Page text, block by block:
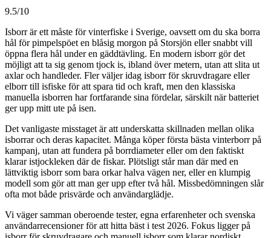
9.5/10
Isborr är ett måste för vinterfiske i Sverige, oavsett om du ska borra
hål för pimpelspöet en blåsig morgon på Storsjön eller snabbt vill
öppna flera hål under en gäddtävling. En modern isborr gör det
möjligt att ta sig genom tjock is, ibland över metern, utan att slita ut
axlar och handleder. Fler väljer idag isborr för skruvdragare eller
elborr till isfiske för att spara tid och kraft, men den klassiska
manuella isborren har fortfarande sina fördelar, särskilt när batteriet
ger upp mitt ute på isen.
Det vanligaste misstaget är att underskatta skillnaden mellan olika
isborrar och deras kapacitet. Många köper första bästa vinterborr på
kampanj, utan att fundera på borrdiameter eller om den faktiskt
klarar istjockleken där de fiskar. Plötsligt står man där med en
lättviktig isborr som bara orkar halva vägen ner, eller en klumpig
modell som gör att man ger upp efter två hål. Missbedömningen slår
ofta mot både prisvärde och användarglädje.
Vi väger samman oberoende tester, egna erfarenheter och svenska
användarrecensioner för att hitta bäst i test 2026. Fokus ligger på